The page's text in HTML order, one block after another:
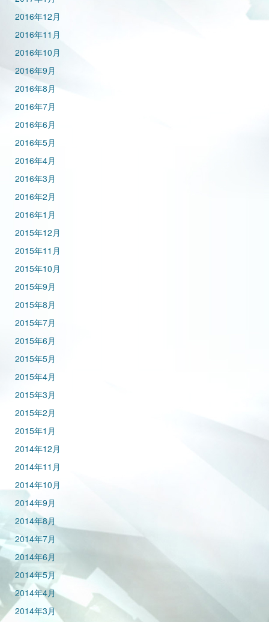
2016年12月
2016年11月
2016年10月
2016年9月
2016年8月
2016年7月
2016年6月
2016年5月
2016年4月
2016年3月
2016年2月
2016年1月
2015年12月
2015年11月
2015年10月
2015年9月
2015年8月
2015年7月
2015年6月
2015年5月
2015年4月
2015年3月
2015年2月
2015年1月
2014年12月
2014年11月
2014年10月
2014年9月
2014年8月
2014年7月
2014年6月
2014年5月
2014年4月
2014年3月